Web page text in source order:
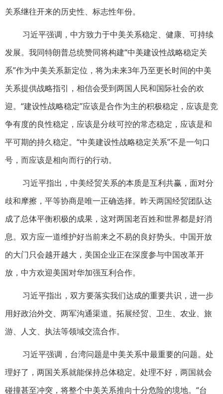
关系继往开来的历史性、标志性年份。
习近平强调，中方致力于中美关系稳定、健康、可持续
发展。我同特朗普总统赞同将构建“中美建设性战略稳定关
系”作为中美关系新定位，将为未来3年乃至更长时间的中美
关系提供战略指引，相信会受到两国人民和国际社会的欢
迎。“建设性战略稳定”应该是合作为主的积极稳定，应该是竞
争有度的良性稳定，应该是分歧可控的常态稳定，应该是和
平可期的持久稳定。“中美建设性战略稳定关系”不是一句口
号，而应该是相向而行的行动。
习近平指出，中美经贸关系的本质是互利共赢，面对分
歧和摩擦，平等协商是唯一正确选择。昨天两国经贸团队达
成了总体平衡积极的成果，这对两国老百姓和世界都是好消
息。双方应一道维护好当前来之不易的良好势头。中国开放
的大门只会越开越大，美国企业正在深度参与中国改革开
放，中方欢迎美国对华加强互利合作。
习近平指出，双方要落实我们达成的重要共识，进一步
用好政治外交、两军沟通渠道。拓展经贸、卫生、农业、旅
游、人文、执法等领域交流合作。
习近平强调，台湾问题是中美关系中最重要的问题。处
理好了，两国关系就能保持总体稳定。处理不好，两国就会
碰撞甚至冲突，将整个中美关系推向十分危险的境地。“台